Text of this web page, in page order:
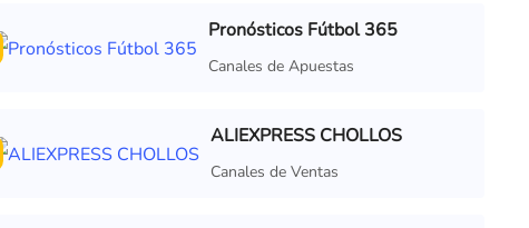
Pronósticos Fútbol 365
Canales de Apuestas
ALIEXPRESS CHOLLOS
Canales de Ventas